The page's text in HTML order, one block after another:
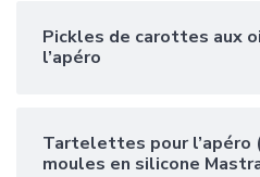
Pickles de carottes aux
l’apéro
Tartelettes pour l’apéro
moules en silicone